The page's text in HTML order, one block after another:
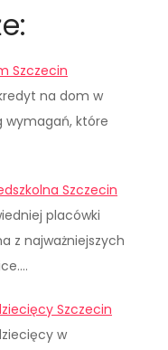
Szczecin
na dom w
wymagań, które
Szczecin
placówki
z najważniejszych
Szczecin
w